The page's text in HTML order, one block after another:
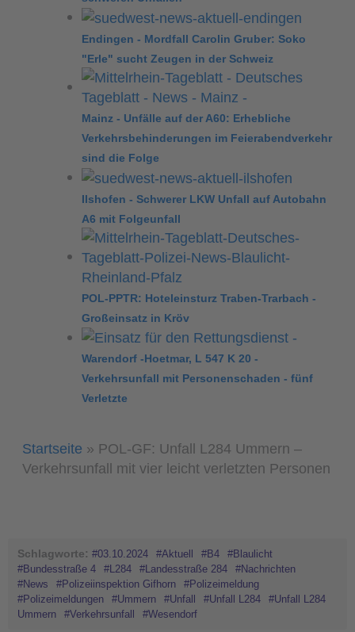
Endingen - Mordfall Carolin Gruber: Soko
"Erle" sucht Zeugen in der Schweiz
Mainz - Unfälle auf der A60: Erhebliche
Verkehrsbehinderungen im Feierabendverkehr
sind die Folge
Ilshofen - Schwerer LKW Unfall auf Autobahn
A6 mit Folgeunfall
POL-PPTR: Hoteleinsturz Traben-Trarbach -
Großeinsatz in Kröv
Warendorf -Hoetmar, L 547 K 20 -
Verkehrsunfall mit Personenschaden - fünf
Verletzte
Startseite » POL-GF: Unfall L284 Ummern –
Verkehrsunfall mit vier leicht verletzten Personen
Schlagworte: #03.10.2024 #Aktuell #B4
#Blaulicht
#Bundesstraße 4
#L284 #Landesstraße 284
#Nachrichten
#News
#Polizeiinspektion Gifhorn
#Polizeimeldung
#Polizeimeldungen
#Ummern #Unfall #Unfall L284
#Unfall L284
Ummern
#Verkehrsunfall #Wesendorf